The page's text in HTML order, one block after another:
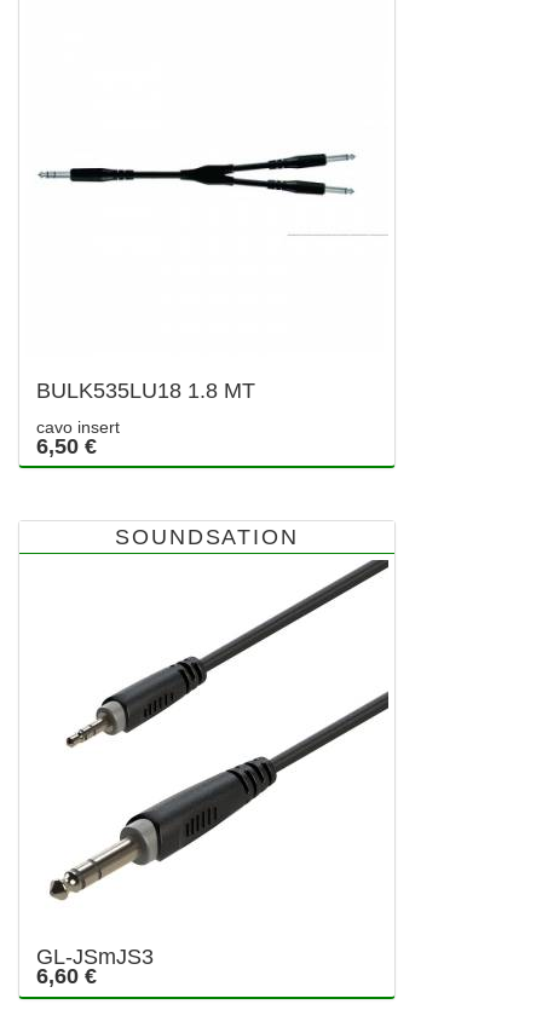
BULK535LU18 1.8 MT
cavo insert
6,50 €
SOUNDSATION
GL-JSmJS3
6,60 €